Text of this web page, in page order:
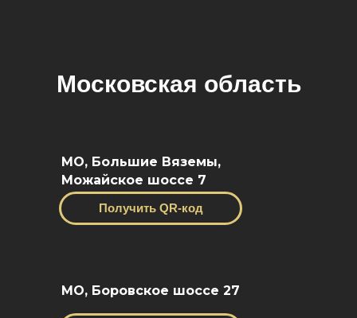
Московская область
МО, Большие Вяземы,
Можайское шоссе 7
Получить QR-код
МО, Боровское шоссе 27